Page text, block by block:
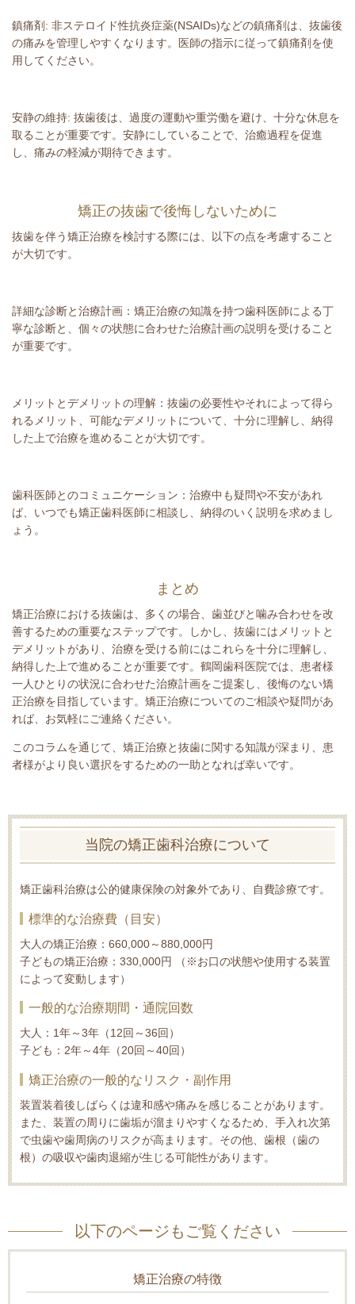
鎮痛剤: 非ステロイド性抗炎症薬(NSAIDs)などの鎮痛剤は、抜歯後
の痛みを管理しやすくなります。医師の指示に従って鎮痛剤を使
用してください。
安静の維持: 抜歯後は、過度の運動や重労働を避け、十分な休息を
取ることが重要です。安静にしていることで、治癒過程を促進
し、痛みの軽減が期待できます。
矯正の抜歯で後悔しないために
抜歯を伴う矯正治療を検討する際には、以下の点を考慮すること
が大切です。
詳細な診断と治療計画：矯正治療の知識を持つ歯科医師による丁
寧な診断と、個々の状態に合わせた治療計画の説明を受けること
が重要です。
メリットとデメリットの理解：抜歯の必要性やそれによって得ら
れるメリット、可能なデメリットについて、十分に理解し、納得
した上で治療を進めることが大切です。
歯科医師とのコミュニケーション：治療中も疑問や不安があれ
ば、いつでも矯正歯科医師に相談し、納得のいく説明を求めまし
ょう。
まとめ
矯正治療における抜歯は、多くの場合、歯並びと噛み合わせを改
善するための重要なステップです。しかし、抜歯にはメリットと
デメリットがあり、治療を受ける前にはこれらを十分に理解し、
納得した上で進めることが重要です。鶴岡歯科医院では、患者様
一人ひとりの状況に合わせた治療計画をご提案し、後悔のない矯
正治療を目指しています。矯正治療についてのご相談や疑問があ
れば、お気軽にご連絡ください。
このコラムを通じて、矯正治療と抜歯に関する知識が深まり、患
者様がより良い選択をするための一助となれば幸いです。
当院の矯正歯科治療について
矯正歯科治療は公的健康保険の対象外であり、自費診療です。
標準的な治療費（目安）
大人の矯正治療：660,000～880,000円
子どもの矯正治療：330,000円 （※お口の状態や使用する装置
によって変動します）
一般的な治療期間・通院回数
大人：1年～3年（12回～36回）
子ども：2年～4年（20回～40回）
矯正治療の一般的なリスク・副作用
装置装着後しばらくは違和感や痛みを感じることがあります。
また、装置の周りに歯垢が溜まりやすくなるため、手入れ次第
で虫歯や歯周病のリスクが高まります。その他、歯根（歯の
根）の吸収や歯肉退縮が生じる可能性があります。
以下のページもご覧ください
矯正治療の特徴